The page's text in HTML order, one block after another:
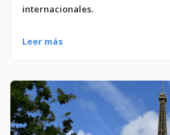
internacionales.
Leer más